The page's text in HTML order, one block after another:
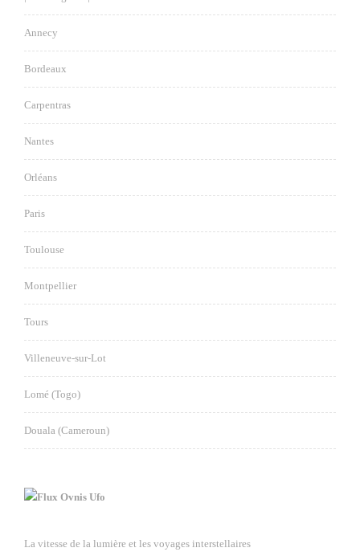
Annecy
Bordeaux
Carpentras
Nantes
Orléans
Paris
Toulouse
Montpellier
Tours
Villeneuve-sur-Lot
Lomé (Togo)
Douala (Cameroun)
Ovnis Ufo
La vitesse de la lumière et les voyages interstellaires